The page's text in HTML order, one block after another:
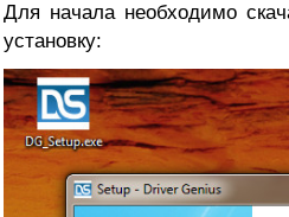
Для начала необходимо
установку: